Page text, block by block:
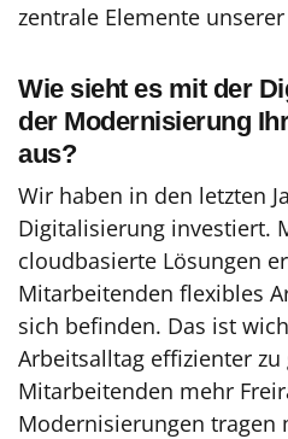
zentrale Elemente
Wie sieht es mit der
der Modernisierung
aus?
Wir haben in den letzten
Digitalisierung investiert.
cloudbasierte Lösungen
Mitarbeitenden flexibles
sich befinden. Das ist
Arbeitsalltag effizienter
Mitarbeitenden mehr
Modernisierungen tragen